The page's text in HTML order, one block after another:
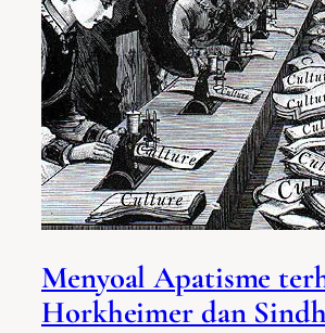
Menyoal Apatisme
Horkheimer dan